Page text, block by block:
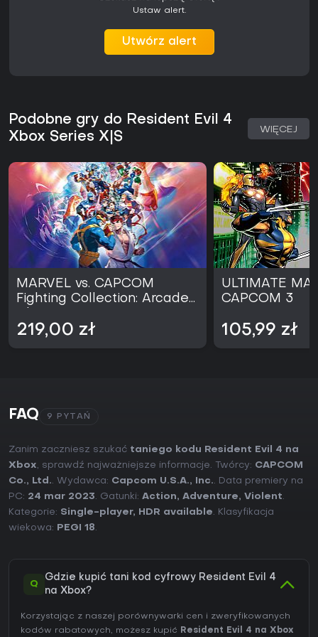
Ustaw alert.
Utwórz alert
Podobne gry do Resident Evil 4
Xbox Series X|S
WIĘCEJ
MARVEL vs. CAPCOM
Fighting Collection: Arcade
219,00 zł
ULTIMATE
CAPCOM 3
105,99 zł
FAQ 9 PYTAŃ
Zanim zaczniesz szukać taniego kodu Resident Evil 4 na
Xbox, sprawdź najważniejsze informacje. Twórcy: CAPCOM
Co., Ltd.. Wydawca: Capcom U.S.A., Inc.. Data premiery na
PC: 24 mar 2023. Gatunki: Action, Adventure, Violent.
Kategorie: Single-player, HDR available. Klasyfikacja
wiekowa:
PEGI 18.
Q
Gdzie kupić tani kod cyfrowy Resident Evil 4
na Xbox?
Korzystając z naszej porównywarki cen i zweryfikowanych
kodów rabatowych, możesz kupić Resident Evil 4 na Xbox